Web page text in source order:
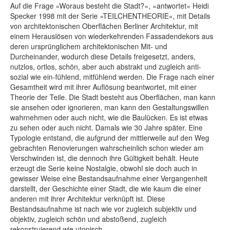
Auf die Frage »Woraus besteht die Stadt?«, »antwortet« Heidi
Specker 1998 mit der Serie »TEILCHENTHEORIE«, mit Details
von architektonischen Oberflächen Berliner Architektur, mit
einem Herauslösen von wiederkehrenden Fassadendekors aus
deren ursprünglichem architektonischen Mit- und
Durcheinander, wodurch diese Details freigesetzt, anders,
nutzlos, ortlos, schön, aber auch abstrakt und zugleich anti-
sozial wie ein-fühlend, mitfühlend werden. Die Frage nach einer
Gesamtheit wird mit ihrer Auflösung beantwortet, mit einer
Theorie der Teile. Die Stadt besteht aus Oberflächen, man kann
sie ansehen oder ignorieren, man kann den Gestaltungswillen
wahrnehmen oder auch nicht, wie die Baulücken. Es ist etwas
zu sehen oder auch nicht. Damals wie 30 Jahre später. Eine
Typologie entstand, die aufgrund der mittlerweile auf den Weg
gebrachten Renovierungen wahrscheinlich schon wieder am
Verschwinden ist, die dennoch ihre Gültigkeit behält. Heute
erzeugt die Serie keine Nostalgie, obwohl sie doch auch in
gewisser Weise eine Bestandsaufnahme einer Vergangenheit
darstellt, der Geschichte einer Stadt, die wie kaum die einer
anderen mit ihrer Architektur verknüpft ist. Diese
Bestandsaufnahme ist nach wie vor zugleich subjektiv und
objektiv, zugleich schön und abstoßend, zugleich